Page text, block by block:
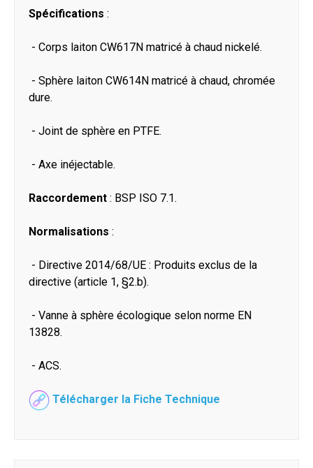
Spécifications :
- Corps laiton CW617N matricé à chaud nickelé.
- Sphère laiton CW614N matricé à chaud, chromée
dure.
- Joint de sphère en PTFE.
- Axe inéjectable.
Raccordement : BSP ISO 7.1.
Normalisations :
- Directive 2014/68/UE : Produits exclus de la
directive (article 1, §2.b).
- Vanne à sphère écologique selon norme EN
13828.
- ACS.
Télécharger la Fiche Technique